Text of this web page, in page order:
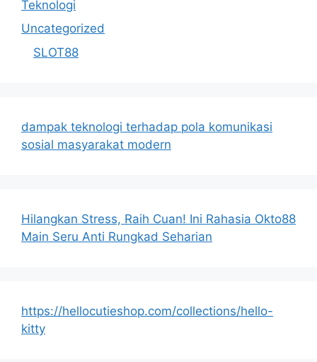
Teknologi
Uncategorized
SLOT88
dampak teknologi terhadap pola komunikasi
sosial masyarakat modern
Hilangkan Stress, Raih Cuan! Ini Rahasia Okto88
Main Seru Anti Rungkad Seharian
https://hellocutieshop.com/collections/hello-
kitty